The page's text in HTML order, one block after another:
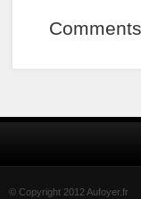
© Copyright 2012 Aufoyer.fr